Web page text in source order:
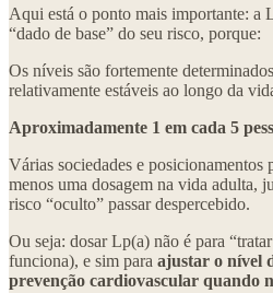
Aqui está o ponto mais importante: a
“dado de base” do seu risco, porque:
Os níveis são fortemente
relativamente estáveis ao longo da
Aproximadamente 1 em cada 5
Várias sociedades e posicionamentos
menos uma dosagem na vida adulta,
risco “oculto” passar despercebido.
Ou seja: dosar Lp(a) não é para
funciona), e sim para ajustar o nível
prevenção cardiovascular quando